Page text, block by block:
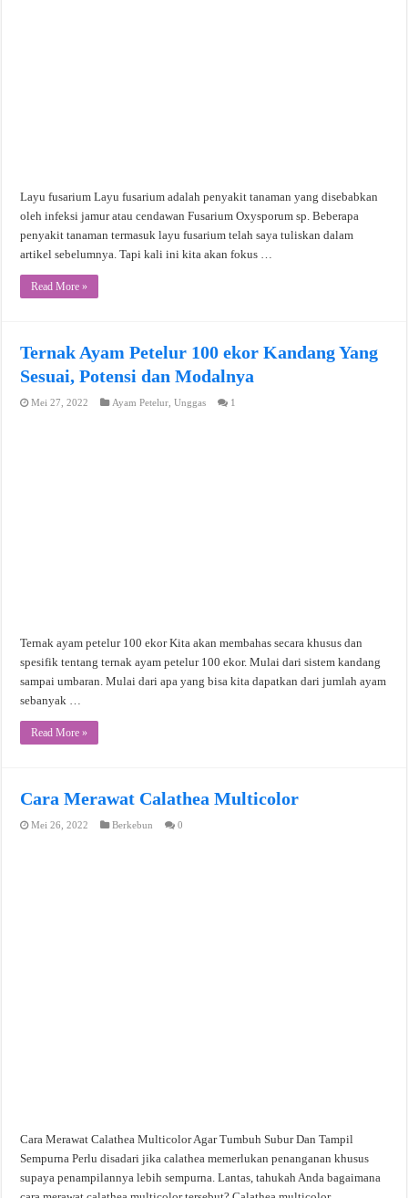
Layu fusarium Layu fusarium adalah penyakit tanaman yang disebabkan
oleh infeksi jamur atau cendawan Fusarium Oxysporum sp. Beberapa
penyakit tanaman termasuk layu fusarium telah saya tuliskan dalam
artikel sebelumnya. Tapi kali ini kita akan fokus …
Read More »
Ternak Ayam Petelur 100 ekor Kandang Yang
Sesuai, Potensi dan Modalnya
Mei 27, 2022 Ayam Petelur ,Unggas 1
Ternak ayam petelur 100 ekor Kita akan membahas secara khusus dan
spesifik tentang ternak ayam petelur 100 ekor. Mulai dari sistem kandang
sampai umbaran. Mulai dari apa yang bisa kita dapatkan dari jumlah ayam
sebanyak …
Read More »
Cara Merawat Calathea Multicolor
Mei 26, 2022 Berkebun 0
Cara Merawat Calathea Multicolor Agar Tumbuh Subur Dan Tampil
Sempurna Perlu disadari jika calathea memerlukan penanganan khusus
supaya penampilannya lebih sempurna. Lantas, tahukah Anda bagaimana